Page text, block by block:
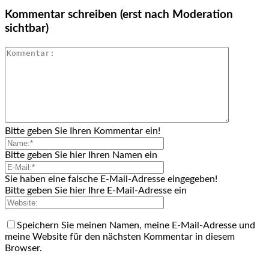
Kommentar schreiben (erst nach Moderation
sichtbar)
Bitte geben Sie Ihren Kommentar ein!
Bitte geben Sie hier Ihren Namen ein
Sie haben eine falsche E-Mail-Adresse eingegeben!
Bitte geben Sie hier Ihre E-Mail-Adresse ein
Speichern Sie meinen Namen, meine E-Mail-Adresse und
meine Website für den nächsten Kommentar in diesem
Browser.